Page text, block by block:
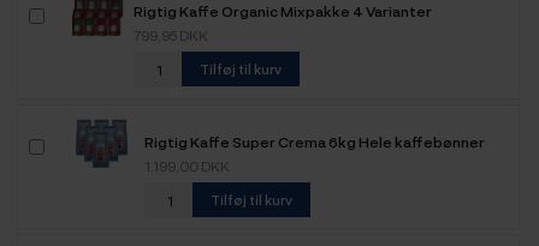
Rigtig Kaffe Organic Mixpakke 4 Varianter
799,95 DKK
Tilføj til kurv
Rigtig Kaffe Super Crema 6kg Hele kaffebønner
1.199,00 DKK
Tilføj til kurv